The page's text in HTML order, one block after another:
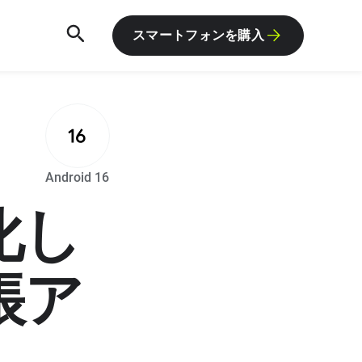
Android 16
スマートフォンを購入
し
ア